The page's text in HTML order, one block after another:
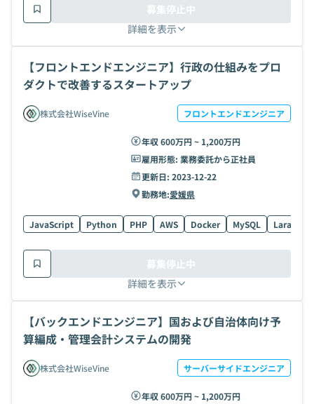
詳細を表示
募集停止中
【フロントエンドエンジニア】行政の仕組みをプロ
ダクトで改善するスタートアップ
株式会社WiseVine フロントエンドエンジニア
年収 600万円 ~ 1,200万円
雇用形態: 業務委託から正社員
更新日: 2023-12-22
勤務地:愛媛県
JavaScript Python PHP AWS Docker MySQL Laravel
詳細を表示
募集停止中
【バックエンドエンジニア】国および自治体向け予
算編成・管理会計システムの開発
株式会社WiseVine サーバーサイドエンジニア
年収 600万円 ~ 1,200万円